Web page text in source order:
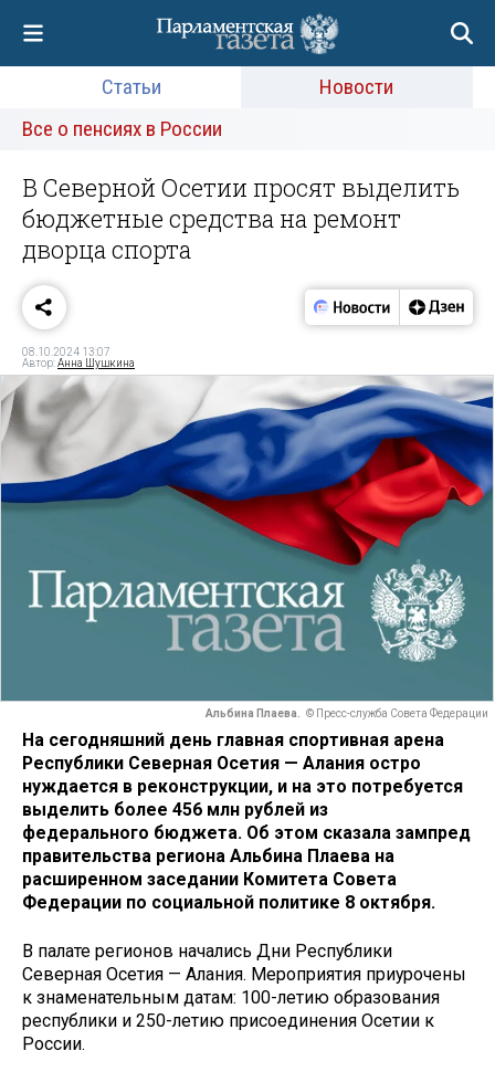
Статьи
Новости
Все о пенсиях в России
В Северной Осетии просят выделить
бюджетные средства на ремонт
дворца спорта
08.10.2024 13:07
Автор:Анна Шушкина
Альбина Плаева. © Пресс-служба Совета Федерации
На сегодняшний день главная спортивная арена
Республики Северная Осетия — Алания остро
нуждается в реконструкции, и на это потребуется
выделить более 456 млн рублей из
федерального бюджета. Об этом сказала зампред
правительства региона Альбина Плаева на
расширенном заседании Комитета Совета
Федерации по социальной политике 8 октября.
В палате регионов начались Дни Республики
Северная Осетия — Алания. Мероприятия приурочены
к знаменательным датам: 100-летию образования
республики и 250-летию присоединения Осетии к
России.